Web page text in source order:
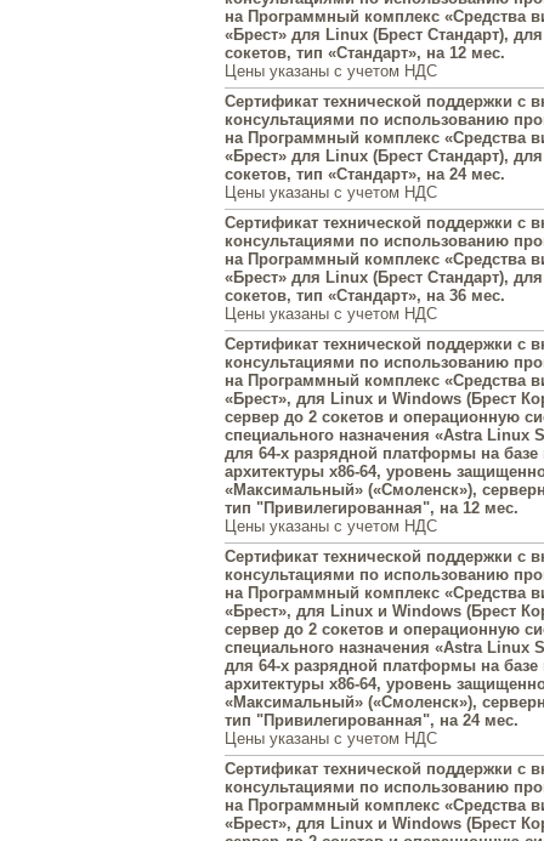
на Программный комплекс «Средства
«Брест» для Linux (Брест Стандарт),
сокетов, тип «Стандарт», на 12 мес.
Цены указаны с учетом НДС
Сертификат технической поддержки с
консультациями по использованию
на Программный комплекс «Средства
«Брест» для Linux (Брест Стандарт),
сокетов, тип «Стандарт», на 24 мес.
Цены указаны с учетом НДС
Сертификат технической поддержки с
консультациями по использованию
на Программный комплекс «Средства
«Брест» для Linux (Брест Стандарт),
сокетов, тип «Стандарт», на 36 мес.
Цены указаны с учетом НДС
Сертификат технической поддержки с
консультациями по использованию
на Программный комплекс «Средства
«Брест», для Linux и Windows (Брест
сервер до 2 сокетов и операционную
специального назначения «Astra Linux
для 64-х разрядной платформы на базе
архитектуры x86-64, уровень
«Максимальный» («Смоленск»),
тип "Привилегированная", на 12 мес.
Цены указаны с учетом НДС
Сертификат технической поддержки с
консультациями по использованию
на Программный комплекс «Средства
«Брест», для Linux и Windows (Брест
сервер до 2 сокетов и операционную
специального назначения «Astra Linux
для 64-х разрядной платформы на базе
архитектуры x86-64, уровень
«Максимальный» («Смоленск»),
тип "Привилегированная", на 24 мес.
Цены указаны с учетом НДС
Сертификат технической поддержки с
консультациями по использованию
на Программный комплекс «Средства
«Брест», для Linux и Windows (Брест